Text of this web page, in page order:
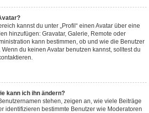
kannst du unter „Profil“ einen Avatar über eine
hinzufügen: Gravatar, Galerie, Remote oder
kann bestimmen, ob und wie die Benutzer
du keinen Avatar benutzen kannst, solltest du
kann ich ihn ändern?
stehen, zeigen an, wie viele Beiträge
identifizieren bestimmte Benutzer wie Moderatoren